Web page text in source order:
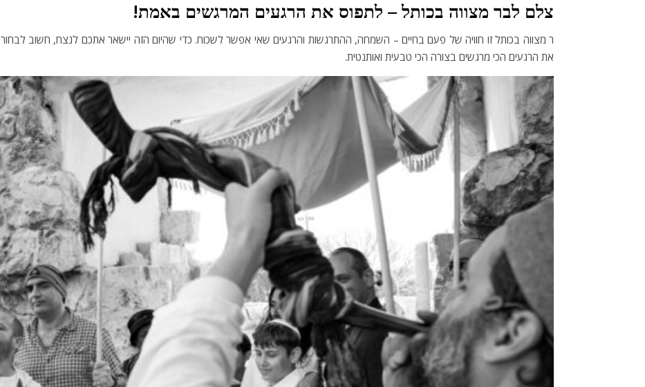
צלם לבר מצווה בכותל – לתפוס את הרגעים המרגשים באמת!
ר מצווה בכותל זו חוויה של פעם בחיים – השמחה, ההתרגשות והרגעים שאי אפשר לשכוח. כדי שהיום הזה יישאר אתכם לנצח, חשוב לבחור
את הרגעים הכי מרגשים בצורה הכי טבעית ואותנטית.